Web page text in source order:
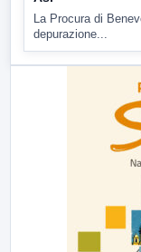
La Procura di
depurazione...